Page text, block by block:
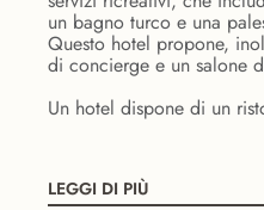
un bagno turco e una
Questo hotel propone,
di concierge e un salone
Un hotel dispone di un
LEGGI DI PIÙ